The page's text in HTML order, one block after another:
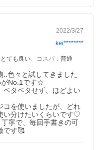
2022/3/27
kei********
とても良い、 コスパ ： 普通
‥色々と試してきました
がNo.1です☆
ベタベタせず、ほどよい
コを使いましたが、どれ
い分けたいくらいです♡
寧で、毎回手書きの可
です🥰